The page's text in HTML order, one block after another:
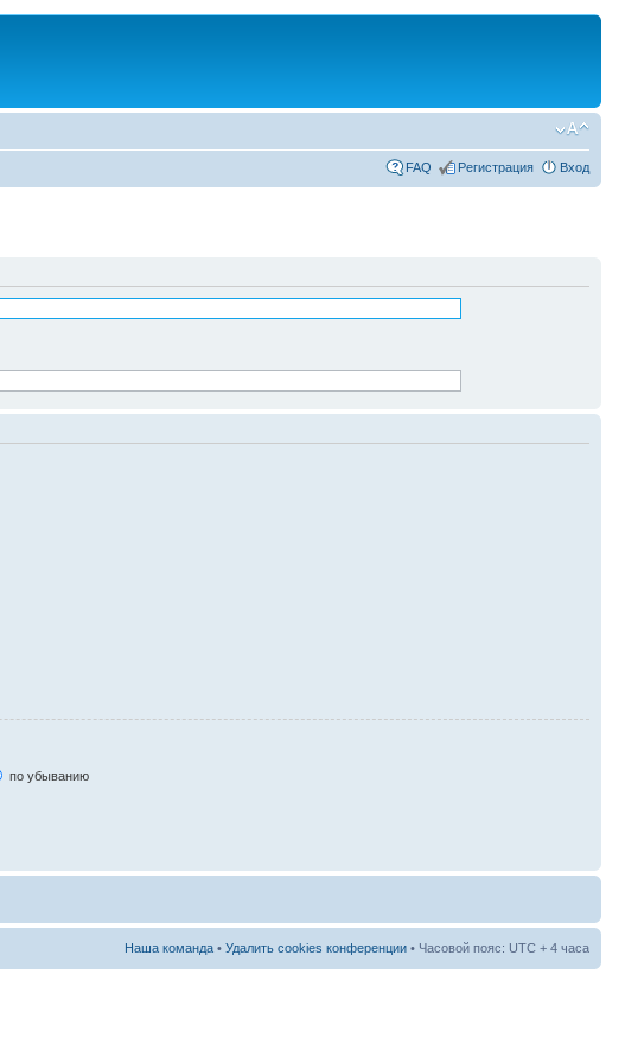
FAQ Регистрация Вход
по убыванию
Наша команда • Удалить cookies конференции • Часовой пояс: UTC + 4 часа